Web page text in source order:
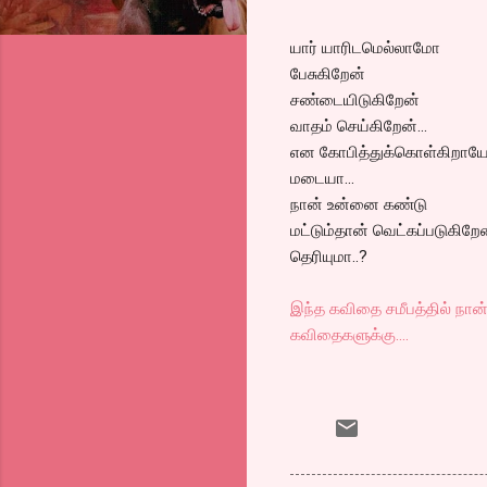
யார் யாரிடமெல்லாமோ
பேசுகிறேன்
சண்டையிடுகிறேன்
வாதம் செய்கிறேன்...
என
மடையா...
நான் உன்னை கண்டு
மட்டும்தான்
தெரியுமா..?
இந்த கவிதை சமீபத்தில் நான்
கவிதைகளுக்கு....